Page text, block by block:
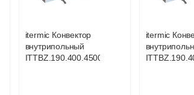
118 619
itermic Конвектор
внутрипольный
ITTBZ.190.400.4500
itermic